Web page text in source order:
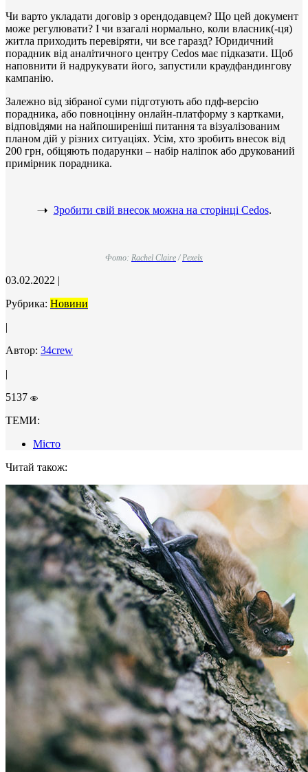
Чи варто укладати договір з орендодавцем? Що цей документ
може регулювати? І чи взагалі нормально, коли власник(-ця)
житла приходить перевіряти, чи все гаразд? Юридичний
порадник від аналітичного центру Cedos має підказати. Щоб
наповнити й надрукувати його, запустили краудфандингову
кампанію.
Залежно від зібраної суми підготують або пдф-версію
порадника, або повноцінну онлайн-платформу з картками,
відповідями на найпоширеніші питання та візуалізованим
планом дій у різних ситуаціях. Усім, хто зробить внесок від
200 грн, обіцяють подарунки – набір наліпок або друкований
примірник порадника.
Зробити свій внесок можна на сторінці Cedos.
Фото: Rachel Claire/Pexels
03.02.2022 |
Рубрика: Новини
|
Автор: 34crew
|
5137
ТЕМИ:
Місто
Читай також: